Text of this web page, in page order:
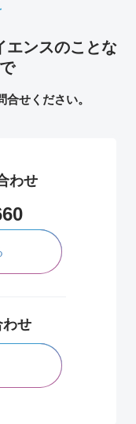
エンスのことな
せください。
わせ
せ